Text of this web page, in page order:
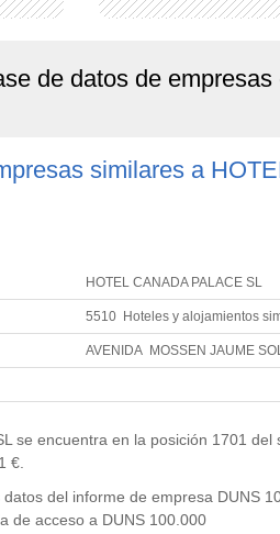
de datos de
similares a
HOTEL CANADA PALACE SL
5510 Hoteles y alojamientos
AVENIDA MOSSEN JAUME
−
se encuentra en la posición 1701
€.
del informe de empresa DUNS
de acceso a DUNS 100.000